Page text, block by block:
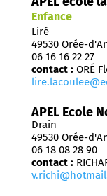
Enfance
Liré
49530 Orée-
06 16 16 22 27
contact : ORÉ
APEL Ecole
Drain
49530 Orée-
06 18 08 28 90
contact :